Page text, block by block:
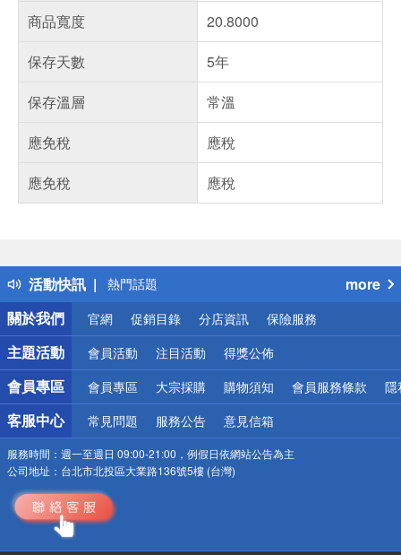
商品寬度
20.8000
保存天數
5年
保存溫層
常溫
應免稅
應稅
應免稅
應稅
活動快訊
得獎公告
熱門話題
銀行優惠
偏遠地區配送
詐騙網頁！請小心！
more
關於我們
官網 促銷目錄 分店資訊 保險服務
主題活動 會員活動 注目活動 得獎公佈
會員專區 會員專區 大宗採購 購物須知 會員服務條款 隱
客服中心 常見問題 服務公告 意見信箱
服務時間： 週一至週日 09:00-21:00，例假日依網站公告為主
公司地址： 台北市北投區大業路136號5樓 (台灣)